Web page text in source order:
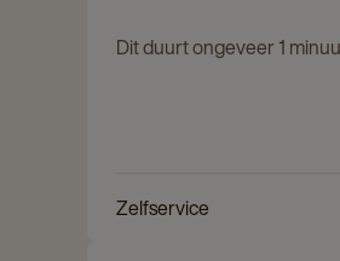
Dit duurt ongeveer 1
Zelfservice